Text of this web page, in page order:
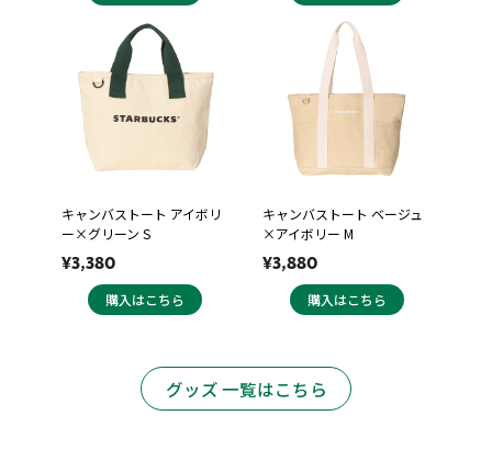
キャンバストート アイボリ
ー×グリーン S
¥3,380
購入はこちら
キャンバストート ベージュ
×アイボリー M
¥3,880
購入はこちら
グッズ 一覧はこちら